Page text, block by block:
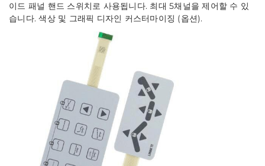
이드 패널 핸드 스위치로 사용됩니다. 최대 5채널을 제어할 수 있
습니다. 색상 및 그래픽 디자인 커스터마이징 (옵션).